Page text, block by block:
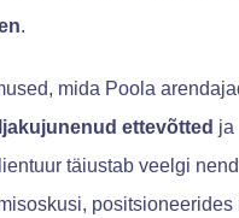
.
mida Poola
ettevõtted ja
täiustab veelgi
positsioneerides